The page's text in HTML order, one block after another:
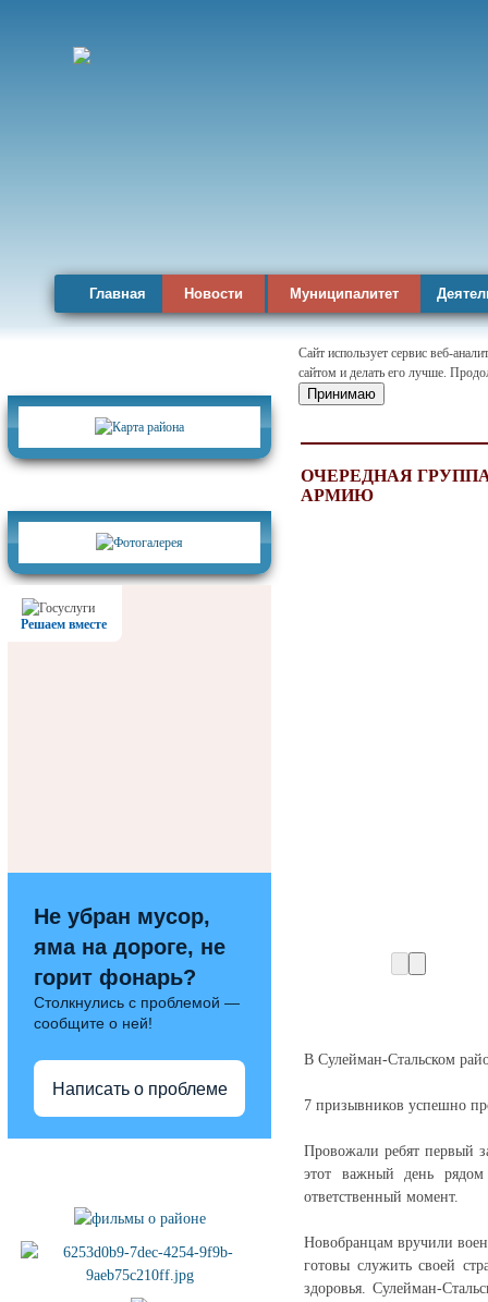
Главная Новости Муниципалитет
Решаем вместе
Не убран мусор,
яма на дороге, не
горит фонарь?
Столкнулись с проблемой —
сообщите о ней!
Написать о проблеме
Сайт использует сервис веб-
сайтом и делать его лучше.
Принимаю
ОЧЕРЕДНАЯ
АРМИЮ
В Сулейман-Стальском
7 призывников успешно
Провожали ребят первый
этот важный день
ответственный момент.
Новобранцам вручили
готовы служить своей
здоровья. Сулейман-